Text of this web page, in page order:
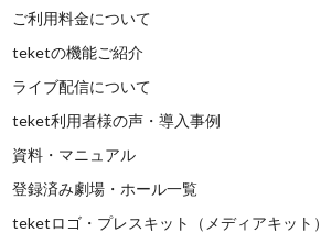
ご利用料金について
teketの機能ご紹介
ライブ配信について
teket利用者様の声・導入事例
資料・マニュアル
登録済み劇場・ホール一覧
teketロゴ・プレスキット（メディアキット）